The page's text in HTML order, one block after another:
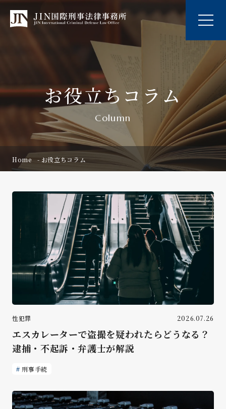
Home お役立ちコラム
お役立ちコラム
Column
性犯罪 2026.07.26
エスカレーターで盗撮を疑われたらどうなる？
逮捕・不起訴・弁護士が解説
刑事手続